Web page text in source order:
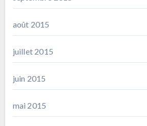
août 2015
juillet 2015
juin 2015
mai 2015